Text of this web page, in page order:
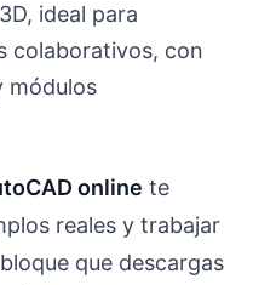
ideal para
colaborativos, con
módulos
online te
reales y trabajar
que descargas